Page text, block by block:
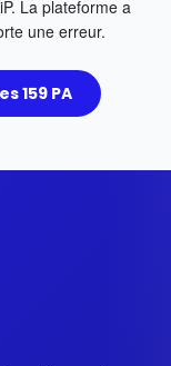
La plateforme a
une erreur.
159 PA